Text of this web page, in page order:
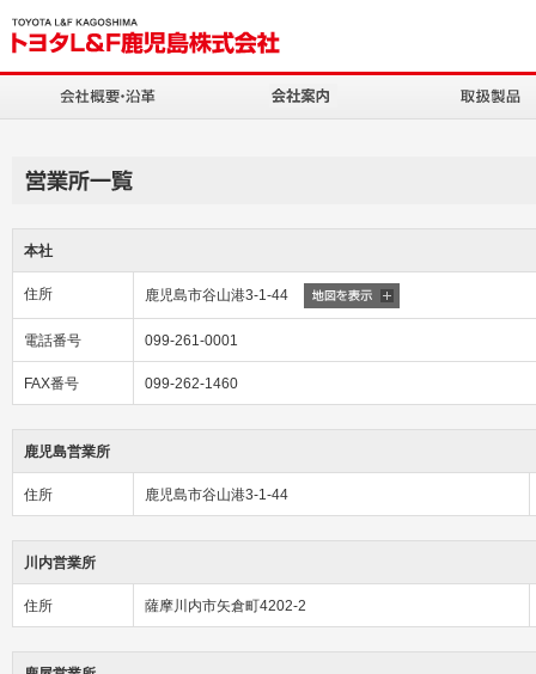
本社
住所 鹿児島市谷山港3-1-44
電話番号 099-261-0001
FAX番号 099-262-1460
鹿児島営業所
住所 鹿児島市谷山港3-1-44
川内営業所
住所 薩摩川内市矢倉町4202-2